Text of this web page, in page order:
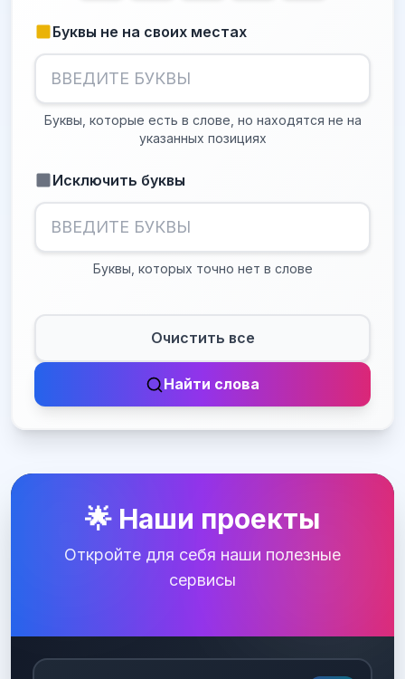
Буквы не на своих местах
Буквы, которые есть в слове, но находятся не на
указанных позициях
Исключить буквы
Буквы, которых точно нет в слове
Очистить все
Найти слова
🌟 Наши проекты
Откройте для себя наши полезные
сервисы